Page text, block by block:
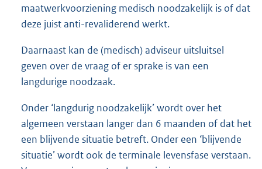
maatwerkvoorziening medisch noodzakelijk is of dat
deze juist anti-revaliderend werkt.
Daarnaast kan de (medisch) adviseur uitsluitsel
geven over de vraag of er sprake is van een
langdurige noodzaak.
Onder ‘langdurig noodzakelijk’ wordt over het
algemeen verstaan langer dan 6 maanden of dat het
een blijvende situatie betreft. Onder een ‘blijvende
situatie’ wordt ook de terminale levensfase verstaan.